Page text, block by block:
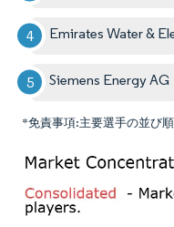
Emirates Water &
Siemens Energy AG
*免責事項:主要選手の並び